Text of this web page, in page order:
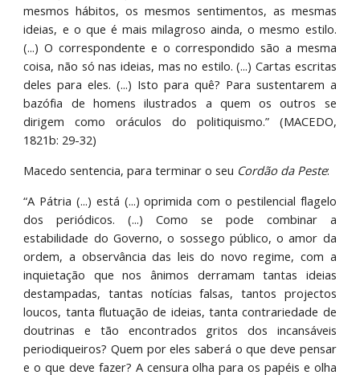
mesmos hábitos, os mesmos sentimentos, as mesmas
ideias, e o que é mais milagroso ainda, o mesmo estilo.
(...) O correspondente e o correspondido são a mesma
coisa, não só nas ideias, mas no estilo. (...) Cartas escritas
deles para eles. (...) Isto para quê? Para sustentarem a
bazófia de homens ilustrados a quem os outros se
dirigem como oráculos do politiquismo.” (MACEDO,
1821b: 29-32)
Macedo sentencia, para terminar o seu Cordão da Peste:
“A Pátria (...) está (...) oprimida com o pestilencial flagelo
dos periódicos. (...) Como se pode combinar a
estabilidade do Governo, o sossego público, o amor da
ordem, a observância das leis do novo regime, com a
inquietação que nos ânimos derramam tantas ideias
destampadas, tantas notícias falsas, tantos projectos
loucos, tanta flutuação de ideias, tanta contrariedade de
doutrinas e tão encontrados gritos dos incansáveis
periodiqueiros? Quem por eles saberá o que deve pensar
e o que deve fazer? A censura olha para os papéis e olha